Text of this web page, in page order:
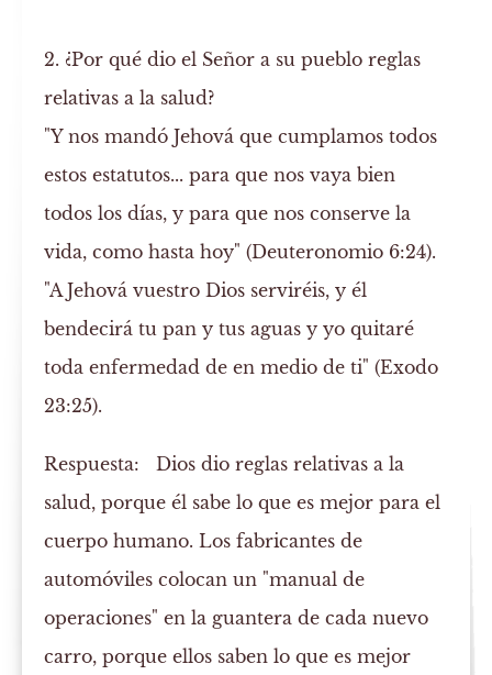
2. ¿Por qué dio el Señor a su pueblo reglas
relativas a la salud?
"Y nos mandó Jehová que cumplamos todos
estos estatutos... para que nos vaya bien
todos los días, y para que nos conserve la
vida, como hasta hoy" (Deuteronomio 6:24).
"A Jehová vuestro Dios serviréis, y él
bendecirá tu pan y tus aguas y yo quitaré
toda enfermedad de en medio de ti" (Exodo
23:25).
Respuesta: Dios dio reglas relativas a la
salud, porque él sabe lo que es mejor para el
cuerpo humano. Los fabricantes de
automóviles colocan un "manual de
operaciones" en la guantera de cada nuevo
carro, porque ellos saben lo que es mejor